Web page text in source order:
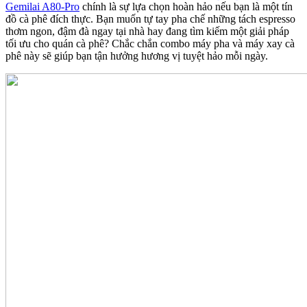
Gemilai A80-Pro chính là sự lựa chọn hoàn hảo nếu bạn là một tín
đồ cà phê đích thực. Bạn muốn tự tay pha chế những tách espresso
thơm ngon, đậm đà ngay tại nhà hay đang tìm kiếm một giải pháp
tối ưu cho quán cà phê? Chắc chắn combo máy pha và máy xay cà
phê này sẽ giúp bạn tận hưởng hương vị tuyệt hảo mỗi ngày.